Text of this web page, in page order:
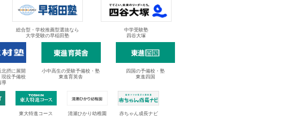
総合型・学校推薦型選抜なら
大学受験の早稲田塾
中学受験塾
四谷大塚
北摂に展開
役予備校
導
小中高生の受験予備校・塾
東進育英舎
四国の予備校・塾
東進四国
東大特進コース 清瀬ひかり幼稚園 赤ちゃん成長ナビ